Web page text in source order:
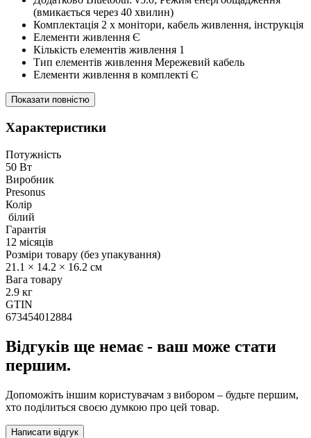
(вмикається через 40 хвилин)
Комплектація 2 x монітори, кабель живлення, інструкція
Елементи живлення Є
Кількість елементів живлення 1
Тип елементів живлення Мережевий кабель
Елементи живлення в комплекті Є
Показати повністю
Характеристики
Потужність
50 Вт
Виробник
Presonus
Колір
білий
Гарантія
12 місяців
Розміри товару (без упакування)
21.1 × 14.2 × 16.2 см
Вага товару
2.9 кг
GTIN
673454012884
Відгуків ще немає - ваш може стати
першим.
Допоможіть іншим користувачам з вибором – будьте першим,
хто поділиться своєю думкою про цей товар.
Написати відгук